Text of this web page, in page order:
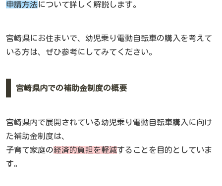
申請方法について詳しく解説します。
宮崎県にお住まいで、幼児乗り電動自転車の購入を考えて
いる方は、ぜひ参考にしてみてください。
宮崎県内での補助金制度の概要
宮崎県内で展開されている幼児乗り電動自転車購入に向け
た補助金制度は、
子育て家庭の経済的負担を軽減することを目的としていま
す。